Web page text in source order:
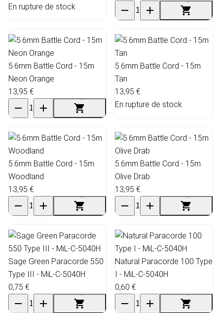
En rupture de stock
5.6mm Battle Cord - 15m
Neon Orange
13,95 €
5.6mm Battle Cord - 15m
Tan
13,95 €
En rupture de stock
5.6mm Battle Cord - 15m
Woodland
13,95 €
5.6mm Battle Cord - 15m
Olive Drab
13,95 €
Sage Green Paracorde 550
Type III - MiL-C-5040H
0,75 €
Natural Paracorde 100 Type
I - MiL-C-5040H
0,60 €